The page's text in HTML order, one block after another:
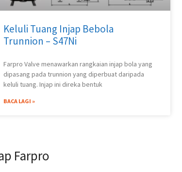
Keluli Tuang Injap Bebola
Trunnion – S47Ni
Farpro Valve menawarkan rangkaian injap bola yang
dipasang pada trunnion yang diperbuat daripada
keluli tuang. Injap ini direka bentuk
BACA LAGI »
Farpro